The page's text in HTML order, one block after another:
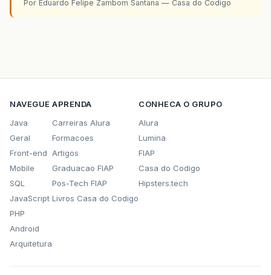
Por Eduardo Felipe Zambom Santana — Casa do Codigo
NAVEGUE
Java
Geral
Front-end
Mobile
SQL
JavaScript
PHP
Android
Arquitetura
APRENDA
Carreiras Alura
Formacoes
Artigos
Graduacao FIAP
Pos-Tech FIAP
Livros Casa do Codigo
CONHECA O GRUPO
Alura
Lumina
FIAP
Casa do Codigo
Hipsters.tech